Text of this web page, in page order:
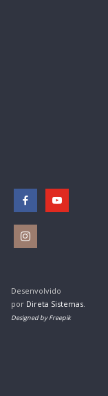
Desenvolvido
por Direta Sistemas.
Designed by Freepik